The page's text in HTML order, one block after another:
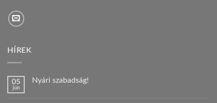
HÍREK
05
jún
Nyári szabadság!